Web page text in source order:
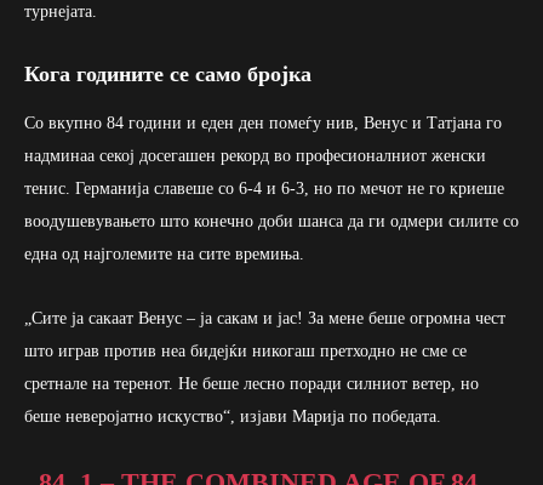
турнејата.
Кога годините се само бројка
Со вкупно 84 години и еден ден помеѓу нив, Венус и Татјана го
надминаа секој досегашен рекорд во професионалниот женски
тенис. Германија славеше со 6-4 и 6-3, но по мечот не го криеше
воодушевувањето што конечно доби шанса да ги одмери силите со
една од најголемите на сите времиња.
„Сите ја сакаат Венус – ја сакам и јас! За мене беше огромна чест
што играв против неа бидејќи никогаш претходно не сме се
сретнале на теренот. Не беше лесно поради силниот ветер, но
беше неверојатно искуство“, изјави Марија по победата.